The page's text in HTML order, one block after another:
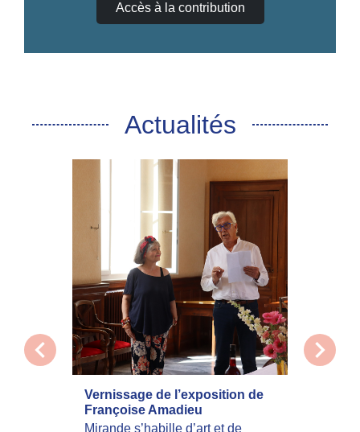
Accès à la contribution
Actualités
Vernissage de l’exposition de
Françoise Amadieu
Mirande s’habille d’art et de
chevron_left chevron_right